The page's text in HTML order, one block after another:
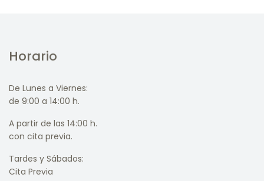
Horario
De Lunes a Viernes:
de 9:00 a 14:00 h.
A partir de las 14:00 h.
con cita previa.
Tardes y Sábados:
Cita Previa